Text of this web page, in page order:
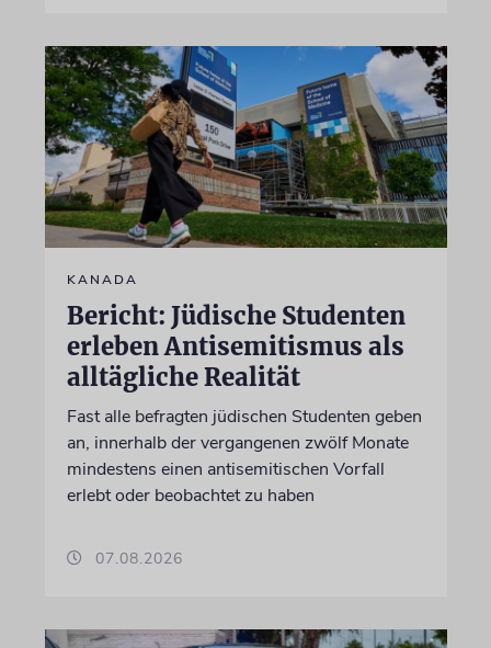
KANADA
Bericht: Jüdische Studenten
erleben Antisemitismus als
alltägliche Realität
Fast alle befragten jüdischen Studenten geben
an, innerhalb der vergangenen zwölf Monate
mindestens einen antisemitischen Vorfall
erlebt oder beobachtet zu haben
07.08.2026